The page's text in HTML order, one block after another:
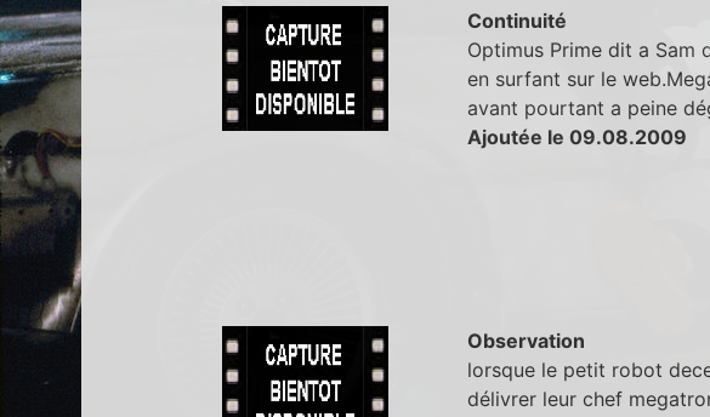
Continuité
Optimus Prime dit a Sam
en surfant sur le
avant pourtant a peine
Ajoutée le 09.08.2009
Observation
lorsque le petit robot
délivrer leur chef